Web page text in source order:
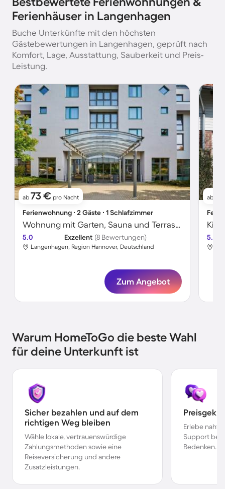
Ferienhäuser in Langenhagen
Buche Unterkünfte mit den höchsten
Gästebewertungen in Langenhagen, geprüft nach
Komfort, Lage, Ausstattung, Sauberkeit und Preis-
Leistung.
ab 73 € pro Nacht
Ferienwohnung ∙ 2 Gäste ∙ 1 Schlafzimmer
Wohnung mit Garten, Sauna und Terrasse
5.0 Exzellent (8 Bewertungen)
Langenhagen, Region Hannover, Deutschland
Zum Angebot
ab
5.0
Warum HomeToGo die beste Wahl
für deine Unterkunft ist
Sicher bezahlen und auf dem
richtigen Weg bleiben
Wähle lokale, vertrauenswürdige
Zahlungsmethoden sowie eine
Reiseversicherung und andere
Zusatzleistungen.
Erlebe
Support bei
Bedenken.